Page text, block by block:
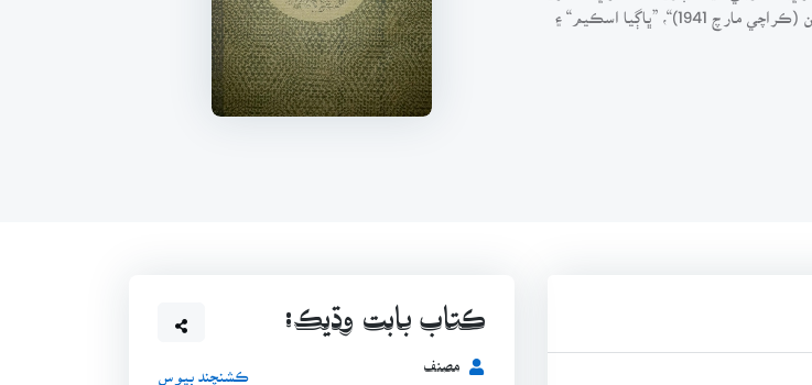
نانڪ جيون ڪوتا“، ”بيوس گيتانجلي“، ”پنکڙيون – پن“، ”اخلاقي ورق“، ”سنڌي ساھت سميلن (ڪراچي مارچ 1941)“، ”ڀاڳيا اسڪيم“ ۽
ڪتاب بابت وڌيڪ:
مصنف